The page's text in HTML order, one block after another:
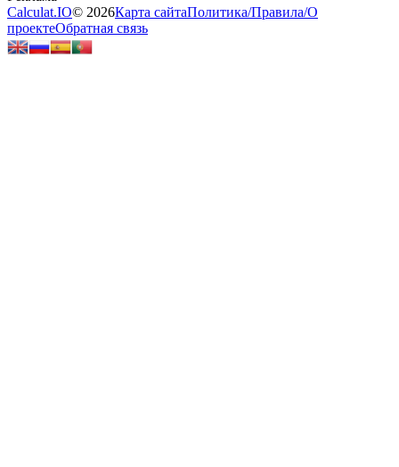
Calculat.IO© 2026Карта сайтаПолитика/Правила/О
проектеОбратная связь